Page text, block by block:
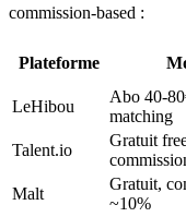
commission-based :
Plateforme
LeHibou
Abo 40-
matching
Talent.io
Gratuit
Malt
Gratuit,
~10%